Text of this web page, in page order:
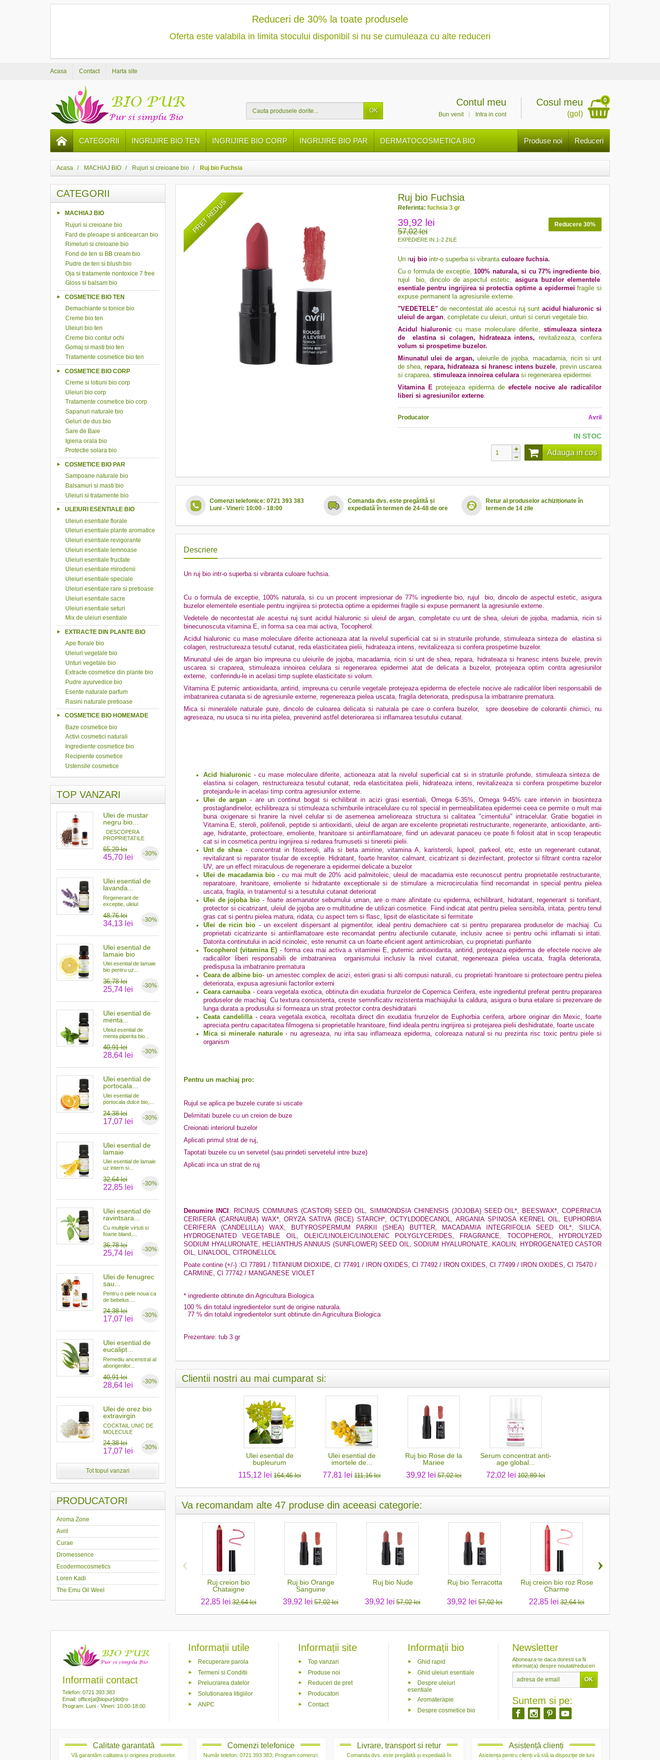
Reduceri de 30% la toate produsele
Oferta este valabila in limita stocului disponibil si nu se cumuleaza cu alte reduceri
Acasa Contact Harta site
OK
Cosul meu
(gol)
0
Contul meu
Bun venit Intra in cont
Reduceri
Produse noi
CATEGORII INGRIJIRE BIO TEN INGRIJIRE BIO CORP INGRIJIRE BIO PAR DERMATOCOSMETICA BIO
Acasa MACHIAJ BIO Rujuri si creioane bio Ruj bio Fuchsia
CATEGORII
MACHIAJ BIO
Rujuri si creioane bio
Fard de pleoape si anticearcan bio
Rimeluri si creioane bio
Fond de ten si BB cream bio
Pudre de ten si blush bio
Oja si tratamente nontoxice 7 free
Gloss si balsam bio
COSMETICE BIO TEN
Demachiante si tonice bio
Creme bio ten
Uleiuri bio ten
Creme bio contur ochi
Gomaj si masti bio ten
Tratamente cosmetice bio ten
COSMETICE BIO CORP
Creme si lotiuni bio corp
Uleiuri bio corp
Tratamente cosmetice bio corp
Sapanuri naturale bio
Geluri de dus bio
Sare de Baie
Igiena orala bio
Protectie solara bio
COSMETICE BIO PAR
Sampoane naturale bio
Balsamuri si masti bio
Uleiuri si tratamente bio
ULEIURI ESENTIALE BIO
Uleiuri esentiale florale
Uleiuri esentiale plante aromatice
Uleiuri esentiale revigorante
Uleiuri esentiale lemnoase
Uleiuri esentiale fructate
Uleiuri esentiale mirodenii
Uleiuri esentiale speciale
Uleiuri esentiale rare si pretioase
Uleiuri esentiale sacre
Uleiuri esentiale seturi
Mix de uleiuri esentiale
EXTRACTE DIN PLANTE BIO
Ape florale bio
Uleiuri vegetale bio
Unturi vegetale bio
Extracte cosmetice din plante bio
Pudre ayurvedice bio
Esente naturale parfum
Rasini naturale pretioase
COSMETICE BIO HOMEMADE
Baze cosmetice bio
Activi cosmetici naturali
Ingrediente cosmetice bio
Recipiente cosmetice
Ustensile cosmetice
TOP VANZARI
Ulei de mustar
negru bio...
DESCOPERA
PROPRIETATILE
65,29 lei
-30%
45,70 lei
Ulei esential de
lavanda...
Regenerant de
exceptie, uleiul
48,76 lei
-30%
34,13 lei
Ulei esential de
lamaie bio
Ulei esential de lamaie
bio pentru uz...
36,78 lei
-30%
25,74 lei
Ulei esential de
menta...
Uleiul esential de
menta piperita bio...
40,91 lei
-30%
28,64 lei
Ulei esential de
portocala...
Ulei esential de
portocala dulce bio,...
24,38 lei
-30%
17,07 lei
Ulei esential de
lamaie
Ulei esential de lamaie
uz intern si...
32,64 lei
-30%
22,85 lei
Ulei esential de
ravintsara...
Cu multiple virtuti si
foarte bland,...
36,78 lei
-30%
25,74 lei
Ulei de fenugrec
sau...
Pentru o piele noua ca
de bebelus....
24,38 lei
-30%
17,07 lei
Ulei esential de
eucalipt...
Remediu ancenstral al
aborigenilor...
40,91 lei
-30%
28,64 lei
Ulei de orez bio
extravirgin
COCKTAIL UNIC DE
MOLECULE
24,38 lei
-30%
17,07 lei
Tot topul vanzari
PRODUCATORI
Aroma Zone
Avril
Curae
Dromessence
Ecodermocosmetics
Loren Kadi
The Emu Oil Weel
PRET REDUS
Ruj bio Fuchsia
Referinta: fuchsia 3 gr
Reducere 30%
39,92 lei
57,02 lei
EXPEDIERE IN 1-2 ZILE
Un ruj biointr-o superba si vibranta culoare fuchsia.
Cu o formula de exceptie,100% naturala, si cu 77% ingrediente bio,
rujul bio, dincolo de aspectul estetic, asigura buzelor elementele
esentiale pentru ingrijirea si protectia optime a epidermei fragile si
expuse permanent la agresiunile externe.
"VEDETELE" de necontestat ale acestui ruj sunt acidul hialuronic si
uleiul de argan, completate cu uleiuri, unturi si ceruri vegetale bio.
Acidul hialuroniccu mase moleculare diferite, stimuleaza sinteza
de elastina si colagen, hidrateaza intens, revitalizeaza, confera
volum si prospetime buzelor.
Minunatul ulei de argan, uleiurile de jojoba, macadamia, ricin si unt
de shea,repara, hidrateaza si hranesc intens buzele, previn uscarea
si craparea, stimuleaza innoirea celulara si regenerarea epidermei.
Vitamina E protejeaza epiderma de efectele nocive ale radicalilor
liberi si agresiunilor externe.
Producator Avril
IN STOC
Adauga in cos
Comenzi telefonice: 0721 393 383
Luni - Vineri: 10:00 - 18:00
Comanda dvs. este pregătită și
expediată în termen de 24-48 de ore
Retur al produselor achiziționate în
termen de 14 zile
Descriere
Un ruj bio intr-o superba si vibranta culoare fuchsia.
Cu o formula de exceptie, 100% naturala, si cu un procent impresionar de 77% ingrediente bio, rujul bio, dincolo de aspectul estetic, asigura
buzelor elementele esentiale pentru ingrijirea si protectia optime a epidermei fragile si expuse permanent la agresiunile externe.
Vedetele de necontestat ale acestui ruj sunt acidul hialuronic si uleiul de argan, completate cu unt de shea, uleiuri de jojoba, madamia, ricin si
binecunoscuta vitamina E, in forma sa cea mai activa, Tocopherol.
Acidul hialuronic cu mase moleculare diferiteactioneaza atat lanivelul superficial cat si in straturile profunde, stimuleaza sinteza de elastina si
colagen, restructureaza tesutul cutanat, reda elasticitatea pielii, hidrateaza intens, revitalizeaza si confera prospetime buzelor.
Minunatul ulei de argan bio impreuna cu uleiurile de jojoba, macadamia, ricin si unt de shea, repara, hidrateaza si hranesc intens buzele, previn
uscarea si craparea, stimuleaza innoirea celulara si regenerarea epidermei atat de delicata a buzelor, protejeaza optim contra agresiunilor
externe, conferindu-le in acelasi timp suplete elasticitate si volum.
Vitamina E puternic antioxidanta, antirid, impreuna cu cerurile vegetale protejeaza epiderma de efectele nocive ale radicalilor liberi responsabili de
imbatranirea cutanata si de agresiunile externe, regenereaza pielea uscata, fragila deteriorata, predispusa la imbatranire prematura.
Mica si mineralele naturale pure, dincolo de culoarea delicata si naturala pe care o confera buzelor, spre deosebire de colorantii chimici, nu
agreseaza, nu usuca si nu irita pielea, prevenind astfel deteriorarea si inflamarea tesutului cutanat.
Acid hialuronic- cu mase moleculare diferite, actioneaza atat la nivelul superficial cat si in straturile profunde, stimuleaza sinteza de
elastina si colagen, restructureaza tesutul cutanat, reda elasticitatea pielii, hidrateaza intens, revitalizeaza si confera prospetime buzelor
protejandu-le in acelasi timp contra agresiunilor externe.
Ulei de argan - are un continut bogat si echilibrat in acizi grasi esentiali, Omega 6-35%, Omega 9-45% care intervin in biosinteza
prostaglandinelor, echilibreaza si stimuleaza schimburile intracelulare cu rol special in permeabilitatea epidermei ceea ce permite o mult mai
buna oxigenare si hranire la nivel celular si de asemenea amelioreaza structura si calitatea "cimentului" intracelular. Gratie bogatiei in
Vitamina E, steroli, polifenoli, peptide si antioxidanti, uleiul de argan are excelente proprietati restructurante, regenerante, antioxidante, anti-
age, hidratante, protectoare, emoliente, hranitoare si antiinflamatoare, fiind un adevarat panaceu ce poate fi folosit atat in scop terapeutic
cat si in cosmetica pentru ingrijirea si redarea frumusetii si tineretii pielii.
Unt de shea- concentrat in fitosteroli, alfa si beta amirine, vitamina A, karisteroli, lupeol, parkeol, etc, este un regenerant cutanat,
revitalizant si reparator tisular de exceptie. Hidratant, foarte hranitor, calmant, cicatrizant si dezinfectant, protector si filtrant contra razelor
UV, are un effect miraculous de regenerare a epidermei delicate a buzelor
Ulei de macadamia bio-cu mai mult de 20% acid palmitoleic, uleiul de macadamia este recunoscut pentru proprietatile restructurante,
reparatoare, hranitoare, emoliente si hidratante exceptionale si de stimulare a microcirculatia fiind recomandat in special pentru pielea
uscata, fragila, in tratamentul si a tesutului cutanat deteriorat
Ulei de jojoba bio - foarte asemanator sebumului uman, are o mare afinitate cu epiderma, echilibrant, hidratant, regenerant si tonifiant,
protector si cicatrizant, uleiul de jojoba are o multitudine de utilizari cosmetice. Fiind indicat atat pentru pielea sensibila, iritata, pentru tenul
gras cat si pentru pielea matura, ridata, cu aspect tern si flasc, lipsit de elasticitate si fermitate
Ulei de ricin bio - un excelent dispersant al pigmentilor, ideal pentru demachiere cat si pentru prepararea produselor de machiaj. Cu
proprietati cicatrizante si antiinflamatoare este recomandat pentru afectiunile cutanate, inclusiv acnee si pentru ochii inflamati si iritati.
Datorita continutului in acid ricinoleic, este renumit ca un foarte eficient agent antimicrobian, cu proprietati purifiante
Tocopherol (vitamina E) - forma cea mai activa a vitaminei E, puternic antioxidanta, antirid, protejeaza epiderma de efectele nocive ale
radicalilor liberi responsabili de imbatranirea organismului inclusiv la nivel cutanat, regenereaza pielea uscata, fragila deteriorata,
predispusa la imbatranire prematura
Ceara de albine bio- un amestec complex de acizi, esteri grasi si alti compusi naturali, cu proprietati hranitoare si protectoare pentru pielea
deteriorata, expusa agresiunii factorilor externi
Ceara carnauba - ceara vegetala exotica, obtinuta din exudatia frunzelor de Copernica Cerifera, este ingredientul preferat pentru prepararea
produselor de machiaj. Cu textura consistenta, creste semnificativ rezistenta machiajului la caldura, asigura o buna etalare si prezervare de
lunga durata a produsului si formeaza un strat protector contra deshidratarii
Ceata candelilla - ceara vegetala exotica, recoltata direct din exudatia frunzelor de Euphorbia cerifera, arbore originar din Mexic, foarte
apreciata pentru capacitatea filmogena si proprietatile hranitoare, fiind ideala pentru ingrijirea si protejarea pielii deshidratate, foarte uscate
Mica si minerale naturale- nu agreseaza, nu irita sau inflameaza epiderma, coloreaza natural si nu prezinta risc toxic pentru piele si
organism
Pentru un machiaj pro:
Rujul se aplica pe buzele curate si uscate
Delimitati buzele cu un creion de buze
Creionati interiorul buzelor
Aplicati primul strat de ruj,
Tapotati buzele cu un servetel (sau prindeti servetelul intre buze)
Aplicati inca un strat de ruj
Denumire INCI : RICINUS COMMUNIS (CASTOR) SEED OIL, SIMMONDSIA CHINENSIS (JOJOBA) SEED OIL*, BEESWAX*, COPERNICIA
CERIFERA (CARNAUBA) WAX*, ORYZA SATIVA (RICE) STARCH*, OCTYLDODECANOL, ARGANIA SPINOSA KERNEL OIL, EUPHORBIA
CERIFERA (CANDELILLA) WAX, BUTYROSPERMUM PARKII (SHEA) BUTTER, MACADAMIA INTEGRIFOLIA SEED OIL*, SILICA,
HYDROGENATED VEGETABLE OIL, OLEIC/LINOLEIC/LINOLENIC POLYGLYCERIDES, FRAGRANCE, TOCOPHEROL, HYDROLYZED
SODIUM HYALURONATE, HELIANTHUS ANNUUS (SUNFLOWER) SEED OIL, SODIUM HYALURONATE, KAOLIN, HYDROGENATED CASTOR
OIL, LINALOOL, CITRONELLOL
Poate contine (+/-) :CI 77891 / TITANIUM DIOXIDE, CI 77491 / IRON OXIDES, CI 77492 / IRON OXIDES, CI 77499 / IRON OXIDES, CI 75470 /
CARMINE, CI 77742 / MANGANESE VIOLET
* ingrediente obtinute din Agricultura Biologica
100 % din totalul ingredientelor sunt de origine naturala.
77 % din totalul ingredientelor sunt obtinute din Agricultura Biologica
Prezentare: tub 3 gr
Clientii nostri au mai cumparat si:
Ulei esential de
bupleurum
115,12 lei 164,46 lei
Ulei esential de
imortele de...
77,81 lei 111,16 lei
Ruj bio Rose de la
Mariee
39,92 lei 57,02 lei
Serum concentrat anti-
age global...
72,02 lei 102,89 lei
Va recomandam alte 47 produse din aceeasi categorie:
Ruj creion bio
Chataigne
22,85 lei 32,64 lei
Ruj bio Orange
Sanguine
39,92 lei 57,02 lei
Ruj bio Nude
39,92 lei 57,02 lei
Ruj bio Terracotta
39,92 lei 57,02 lei
Ruj creion bio roz Rose
Charme
22,85 lei 32,64 lei
‹ ›
Informatii contact
Telefon: 0721 393 383
Email: office[at]biopur[dot]ro
Program: Luni - Vineri: 10:00-18:00
Informații utile
Recuperare parola
Termeni si Conditii
Prelucrarea datelor
Solutionarea litigiilor
ANPC
Informații site
Top vanzari
Produse noi
Reduceri de pret
Producatori
Contact
Informații bio
Ghid rapid
Ghid uleiuri esentiale
Despre uleiuri
esentiale
Aromaterapie
Despre cosmetice bio
Newsletter
Aboneaza-te daca doresti sa fii
informat(a) despre noutati/reduceri
Suntem si pe:
Calitate garantată
Vă garantăm calitatea și originea produselor.
Comenzi telefonice
Număr telefon: 0721 393 383; Program comenzi:
Livrare, transport si retur
Comanda dvs. este pregătită și expediată în
Asistență clienți
Asistența pentru clienți vă stă la dispoziție de luni